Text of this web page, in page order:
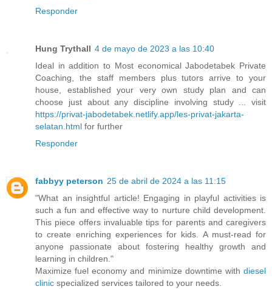
Responder
Hung Trythall 4 de mayo de 2023 a las 10:40
Ideal in addition to Most economical Jabodetabek Private
Coaching, the staff members plus tutors arrive to your
house, established your very own study plan and can
choose just about any discipline involving study ... visit
https://privat-jabodetabek.netlify.app/les-privat-jakarta-
selatan.html for further
Responder
fabbyy peterson 25 de abril de 2024 a las 11:15
"What an insightful article! Engaging in playful activities is
such a fun and effective way to nurture child development.
This piece offers invaluable tips for parents and caregivers
to create enriching experiences for kids. A must-read for
anyone passionate about fostering healthy growth and
learning in children."
Maximize fuel economy and minimize downtime with diesel
clinic specialized services tailored to your needs.